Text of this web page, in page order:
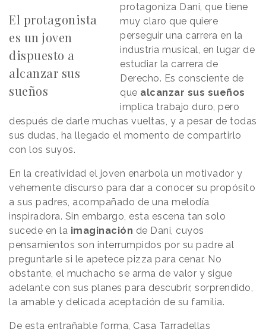
El protagonista
es un joven
dispuesto a
alcanzar sus
sueños
protagoniza Dani, que tiene
muy claro que quiere
perseguir una carrera en la
industria musical, en lugar de
estudiar la carrera de
Derecho. Es consciente de
que alcanzar sus sueños
implica trabajo duro, pero
después de darle muchas vueltas, y a pesar de todas
sus dudas, ha llegado el momento de compartirlo
con los suyos.
En la creatividad el joven enarbola un motivador y
vehemente discurso para dar a conocer su propósito
a sus padres, acompañado de una melodía
inspiradora. Sin embargo, esta escena tan solo
sucede en la imaginación de Dani, cuyos
pensamientos son interrumpidos por su padre al
preguntarle si le apetece pizza para cenar. No
obstante, el muchacho se arma de valor y sigue
adelante con sus planes para descubrir, sorprendido,
la amable y delicada aceptación de su familia.
De esta entrañable forma, Casa Tarradellas